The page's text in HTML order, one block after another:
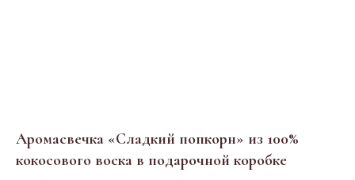
Аромасвечка «Сладкий попкорн» из 100%
кокосового воска в подарочной коробке